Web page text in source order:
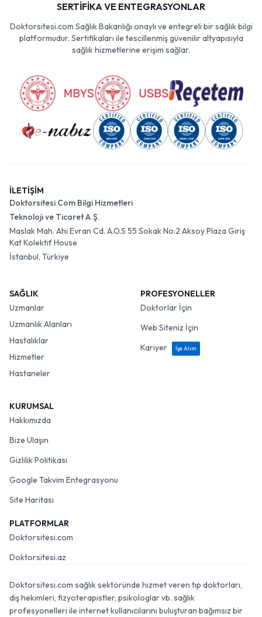
SERTİFİKA VE ENTEGRASYONLAR
Doktorsitesi.com Sağlık Bakanlığı onaylı ve entegreli bir sağlık bilgi
platformudur. Sertifikaları ile tescillenmiş güvenilir altyapısıyla
sağlık hizmetlerine erişim sağlar.
İLETİŞİM
Doktorsitesi Com Bilgi Hizmetleri
Teknoloji ve Ticaret A.Ş.
Maslak Mah. Ahi Evran Cd. A.O.S 55 Sokak No:2 Aksoy Plaza Giriş
Kat Kolektif House
İstanbul, Türkiye
SAĞLIK
Uzmanlar
Uzmanlık Alanları
Hastalıklar
Hizmetler
Hastaneler
PROFESYONELLER
Doktorlar İçin
Web Siteniz İçin
Kariyer
İşe Alım
KURUMSAL
Hakkımızda
Bize Ulaşın
Gizlilik Politikası
Google Takvim Entegrasyonu
Site Haritası
PLATFORMLAR
Doktorsitesi.com
Doktorsitesi.az
Doktorsitesi.com sağlık sektöründe hizmet veren tıp doktorları,
diş hekimleri, fizyoterapistler, psikologlar vb. sağlık
profesyonelleri ile internet kullanıcılarını buluşturan bağımsız bir